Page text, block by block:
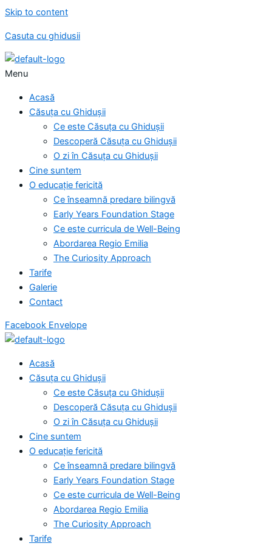
Skip to content
Casuta cu ghidusii
Menu
Acasă
Căsuța cu Ghidușii
Ce este Căsuța cu Ghidușii
Descoperă Căsuța cu Ghidușii
O zi în Căsuța cu Ghidușii
Cine suntem
O educație fericită
Ce înseamnă predare bilingvă
Early Years Foundation Stage
Ce este curricula de Well-Being
Abordarea Regio Emilia
The Curiosity Approach
Tarife
Galerie
Contact
Facebook Envelope
Acasă
Căsuța cu Ghidușii
Ce este Căsuța cu Ghidușii
Descoperă Căsuța cu Ghidușii
O zi în Căsuța cu Ghidușii
Cine suntem
O educație fericită
Ce înseamnă predare bilingvă
Early Years Foundation Stage
Ce este curricula de Well-Being
Abordarea Regio Emilia
The Curiosity Approach
Tarife